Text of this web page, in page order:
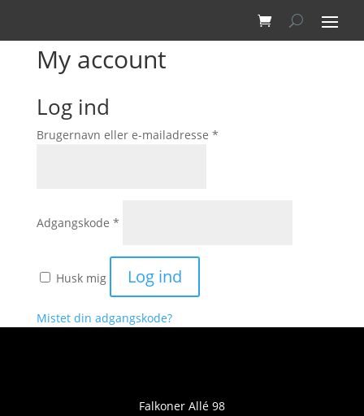
My account
Log ind
Brugernavn eller e-mailadresse *Påkrævet
Adgangskode *
Husk mig Log ind
Mistet din adgangskode?
Falkoner Allé 98